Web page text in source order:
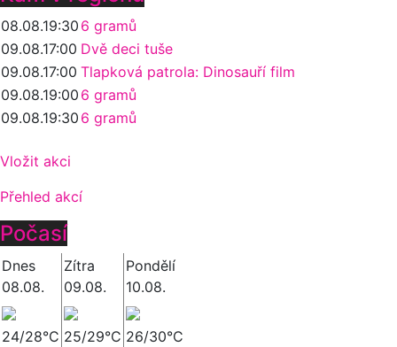
08.08.19:30 6 gramů
09.08.17:00 Dvě deci tuše
09.08.17:00 Tlapková patrola: Dinosauří film
09.08.19:00 6 gramů
09.08.19:30 6 gramů
Vložit akci
Přehled akcí
Počasí
Dnes
08.08.
Zítra
09.08.
Pondělí
10.08.
24/28°C 25/29°C 26/30°C